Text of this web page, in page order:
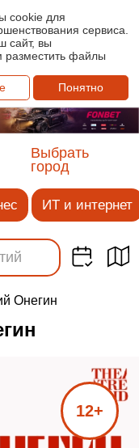
cookie для
сервиса.
сайт, вы
разместить файлы
Понятно
Выбрать
город
ИТ и интернет
Онегин
12+